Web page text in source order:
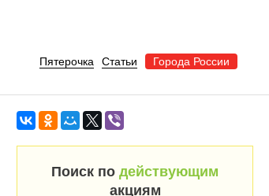
Пятерочка Статьи Города России
Поиск по действующим
акциям